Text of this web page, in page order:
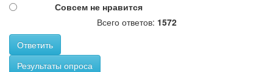
Совсем не нравится
Всего ответов: 1572
Ответить
Результаты опроса